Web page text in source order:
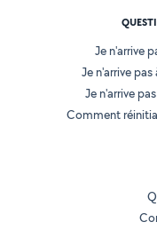
Je n'arrive
Je n'arrive
Je n'arrive
Comment